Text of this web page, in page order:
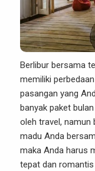
Berlibur bersama
memiliki
pasangan yang
banyak paket
oleh travel, namun
madu Anda
maka Anda harus
tepat dan